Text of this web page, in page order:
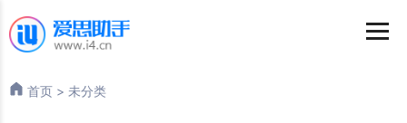
首页 > 未分类